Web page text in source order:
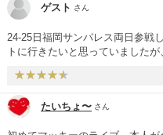
ゲスト さん
24-25日福岡サンパレス両日参戦
トに行きたいと思っていました
席、槇原さんの顔の表情が見え
んもノリノリでほぼ立った状態
入されている方は沢山いました
たいちょ〜 さん